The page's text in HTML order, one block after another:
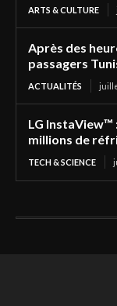
ARTS & CULTURE
Après des
passagers
ACTUALITÉS
LG InstaView™
millions de
TECH & SCIENCE